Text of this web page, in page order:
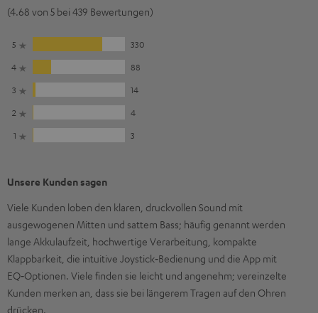
(4.68 von 5 bei 439 Bewertungen)
5
330
4
88
3
14
2
4
1
3
Unsere Kunden sagen
Viele Kunden loben den klaren, druckvollen Sound mit
ausgewogenen Mitten und sattem Bass; häufig genannt werden
lange Akkulaufzeit, hochwertige Verarbeitung, kompakte
Klappbarkeit, die intuitive Joystick‑Bedienung und die App mit
EQ‑Optionen. Viele finden sie leicht und angenehm; vereinzelte
Kunden merken an, dass sie bei längerem Tragen auf den Ohren
drücken.